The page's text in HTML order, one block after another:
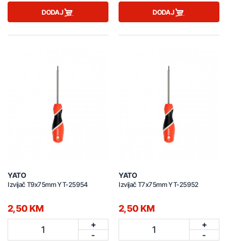
DODAJ DODAJ
YATO
Izvijač T9x75mm YT-25954
2,50 KM
1
+
-
YATO
Izvijač T7x75mm YT-25952
2,50 KM
1
+
-